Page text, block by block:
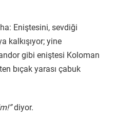
Eniştesini, sevdiği
kalkışıyor; yine
gibi eniştesi Koloman
bıçak yarası çabuk
diyor.